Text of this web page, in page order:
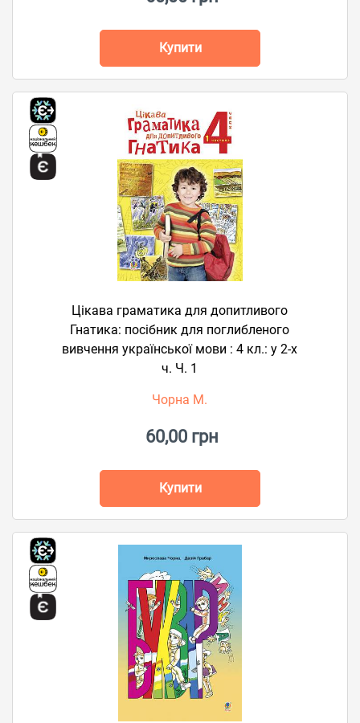
Купити
Цікава граматика для допитливого
Гнатика: посібник для поглибленого
вивчення української мови : 4 кл.: у 2-х
ч. Ч. 1
Чорна М.
60,00 грн
Купити